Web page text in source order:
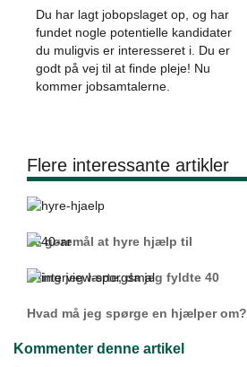
Du har lagt jobopslaget op, og har
fundet nogle potentielle kandidater
du muligvis er interesseret i. Du er
godt på vej til at finde pleje! Nu
kommer jobsamtalerne.
Flere interessante artikler
16 gøremål at hyre hjælp til
9 ting jeg lærte, da jeg fyldte 40
Hvad må jeg spørge en hjælper om?
Kommenter denne artikel